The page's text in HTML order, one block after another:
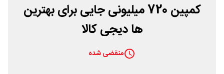
کمپین 720 میلیونی جایی برای بهترین
ها دیجی کالا
منقضی شده